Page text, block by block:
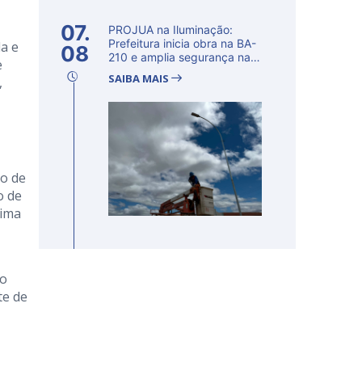
e
de
de
de
07.
08
PROJUA na Iluminação:
Prefeitura inicia obra na BA-
210 e amplia segurança na
SAIBA MAIS